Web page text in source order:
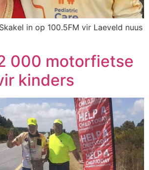
in op 100.5FM vir Laeveld nuus
000 motorfietse
kinders